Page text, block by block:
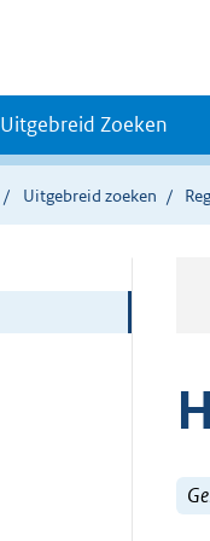
Uitgebreid Zoeken
Uitgebreid zoeken